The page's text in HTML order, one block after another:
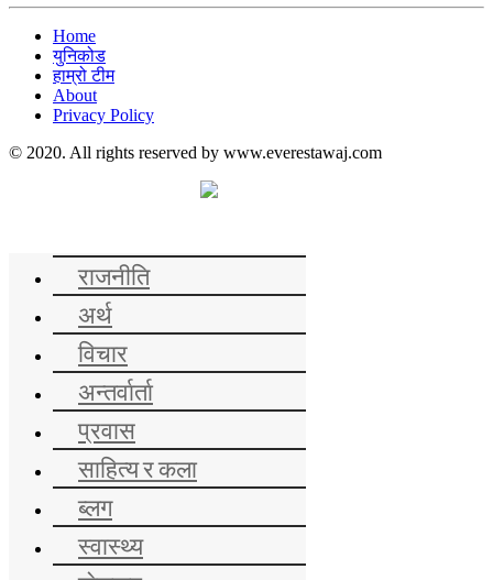
Home
युनिकोड
हाम्रो टीम
About
Privacy Policy
© 2020. All rights reserved by www.everestawaj.com
राजनीति
अर्थ
विचार
अन्तर्वार्ता
प्रवास
साहित्य र कला
ब्लग
स्वास्थ्य